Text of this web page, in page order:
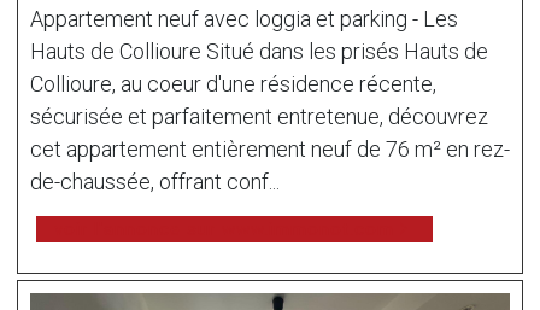
Appartement neuf avec loggia et parking - Les
Hauts de Collioure Situé dans les prisés Hauts de
Collioure, au coeur d'une résidence récente,
sécurisée et parfaitement entretenue, découvrez
cet appartement entièrement neuf de 76 m² en rez-
de-chaussée, offrant conf...